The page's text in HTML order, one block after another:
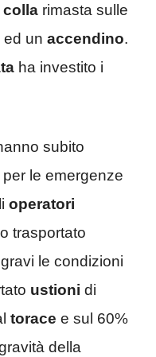
colla rimasta sulle
ed un accendino.
ha investito i
subito
le emergenze
operatori
trasportato
le condizioni
ustioni di
torace e sul 60%
della